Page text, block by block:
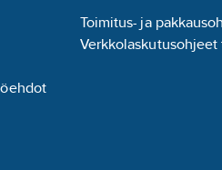
Toimitus- ja